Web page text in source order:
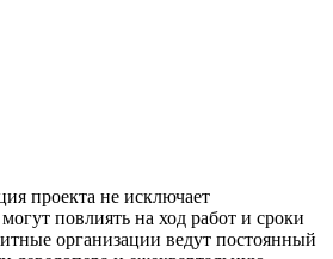
проекта не исключает
повлиять на ход работ и сроки
организации ведут постоянный